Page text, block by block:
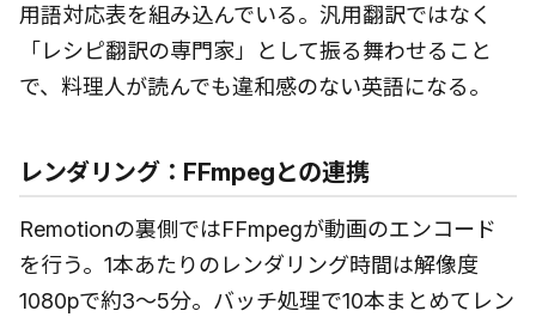
用語対応表を組み込んでいる。汎用翻訳ではなく
「レシピ翻訳の専門家」として振る舞わせること
で、料理人が読んでも違和感のない英語になる。
レンダリング：FFmpegとの連携
Remotionの裏側ではFFmpegが動画のエンコード
を行う。1本あたりのレンダリング時間は解像度
1080pで約3〜5分。バッチ処理で10本まとめてレン